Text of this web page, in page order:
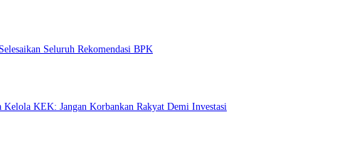
Seluruh Rekomendasi BPK
KEK: Jangan Korbankan Rakyat Demi Investasi